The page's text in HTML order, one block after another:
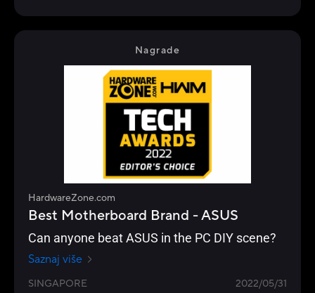
their previous high of 62% in 2020’s Awards.
Nagrade
HardwareZone.com
Best Motherboard Brand - ASUS
Can anyone beat ASUS in the PC DIY scene?
Saznaj više
SINGAPORE 2022/05/31